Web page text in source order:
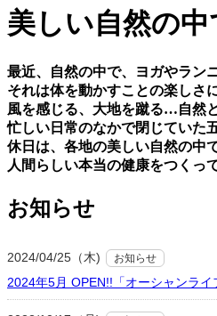
美しい⾃然の
最近、⾃然の中で、ヨガやラン
それは体を動かすことの楽しさ
⾵を感じる、⼤地を蹴る…⾃然
忙しい⽇常のなかで閉じていた
休⽇は、各地の美しい⾃然の中
⼈間らしい本当の健康をつくっ
お知らせ
2024/04/25（木) お知らせ
2024年5月 OPEN!!「オーシャンライ